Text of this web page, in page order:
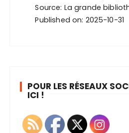
Source: La grande
Published on: 2025-10-31
POUR LES RÉSEAUX
ICI !